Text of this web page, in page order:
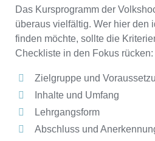
Das Kursprogramm der
überaus vielfältig. Wer hier den
finden möchte, sollte die
Checkliste in den Fokus rücken:
Zielgruppe und
Inhalte und Umfang
Lehrgangsform
Abschluss und